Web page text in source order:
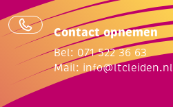
Contact opnemen
Bel: 071 522 36 63
Mail: info@ltcleiden.nl